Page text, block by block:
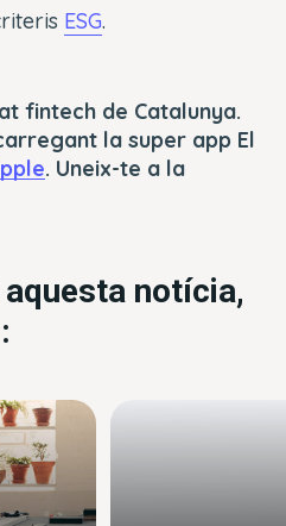
ESG.
fintech de Catalunya.
la super app El
. Uneix-te a la
notícia,